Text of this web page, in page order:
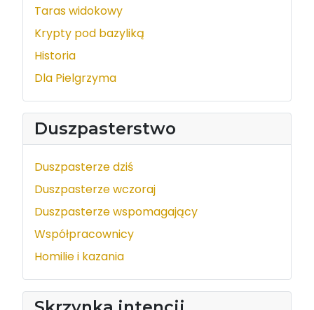
Taras widokowy
Krypty pod bazyliką
Historia
Dla Pielgrzyma
Duszpasterstwo
Duszpasterze dziś
Duszpasterze wczoraj
Duszpasterze wspomagający
Współpracownicy
Homilie i kazania